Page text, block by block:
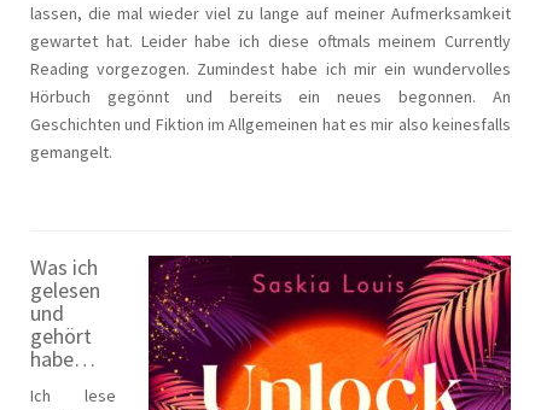
lassen, die mal wieder viel zu lange auf meiner Aufmerksamkeit
gewartet hat. Leider habe ich diese oftmals meinem Currently
Reading vorgezogen. Zumindest habe ich mir ein wundervolles
Hörbuch gegönnt und bereits ein neues begonnen. An
Geschichten und Fiktion im Allgemeinen hat es mir also keinesfalls
gemangelt.
Was ich
gelesen
und
gehört
habe…
Ich lese